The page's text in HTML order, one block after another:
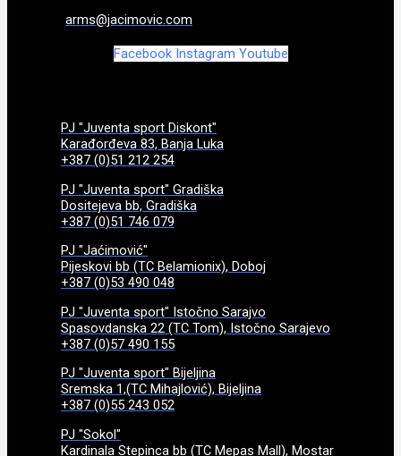
arms@jacimovic.com
Facebook Instagram Youtube
PJ "Juventa sport Diskont"
Karađorđeva 83, Banja Luka
+387 (0)51 212 254
PJ "Juventa sport" Gradiška
Dositejeva bb, Gradiška
+387 (0)51 746 079
PJ "Jaćimović"
Pijeskovi bb (TC Belamionix), Doboj
+387 (0)53 490 048
PJ "Juventa sport" Istočno Sarajvo
Spasovdanska 22 (TC Tom), Istočno Sarajevo
+387 (0)57 490 155
PJ "Juventa sport" Bijeljina
Sremska 1,(TC Mihajlović), Bijeljina
+387 (0)55 243 052
PJ "Sokol"
Kardinala Stepinca bb (TC Mepas Mall), Mostar